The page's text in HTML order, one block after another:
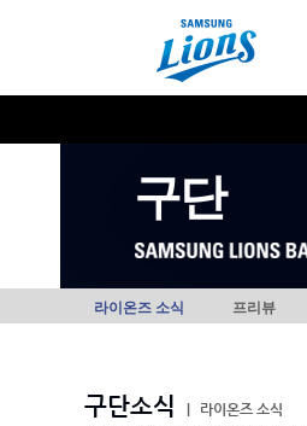
구단
라이온즈 소식 프리뷰
구단소식
라이온즈 소식